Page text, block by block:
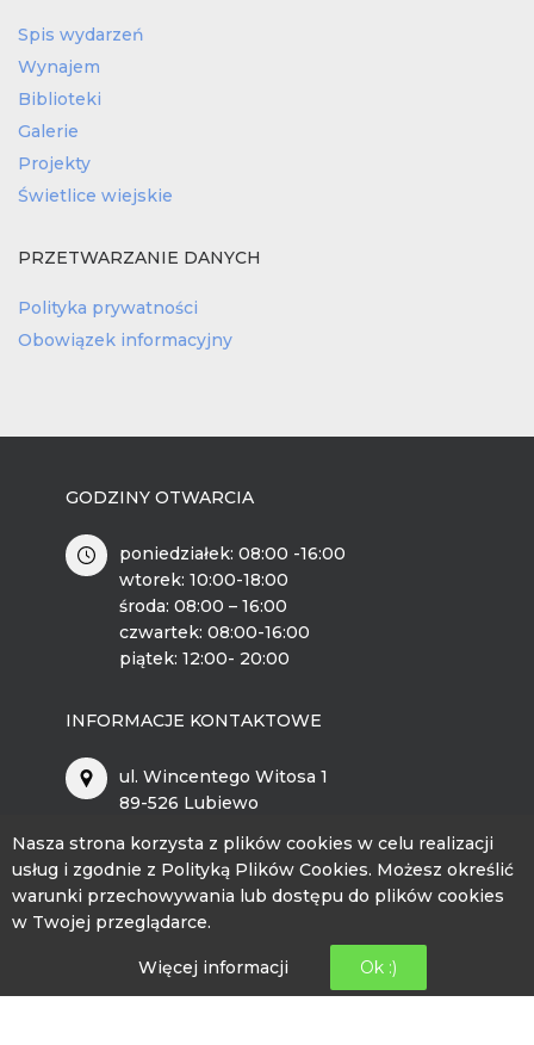
Spis wydarzeń
Wynajem
Biblioteki
Galerie
Projekty
Świetlice wiejskie
PRZETWARZANIE DANYCH
Polityka prywatności
Obowiązek informacyjny
GODZINY OTWARCIA
poniedziałek: 08:00 -16:00
wtorek: 10:00-18:00
środa: 08:00 – 16:00
czwartek: 08:00-16:00
piątek: 12:00- 20:00
INFORMACJE KONTAKTOWE
ul. Wincentego Witosa 1
89-526 Lubiewo
bckip@lubiewo.pl
kontakt.bckip@lubiewo.pl
Nasza strona korzysta z plików cookies w celu realizacji
usług i zgodnie z Polityką Plików Cookies. Możesz określić
warunki przechowywania lub dostępu do plików cookies
w Twojej przeglądarce.
Więcej informacji Ok :)